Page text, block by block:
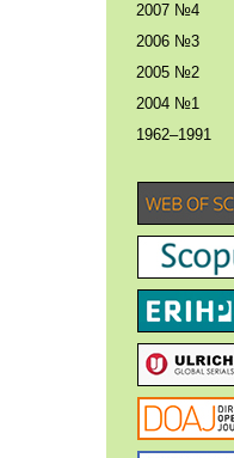
2007 №4
2006 №3
2005 №2
2004 №1
1962–1991